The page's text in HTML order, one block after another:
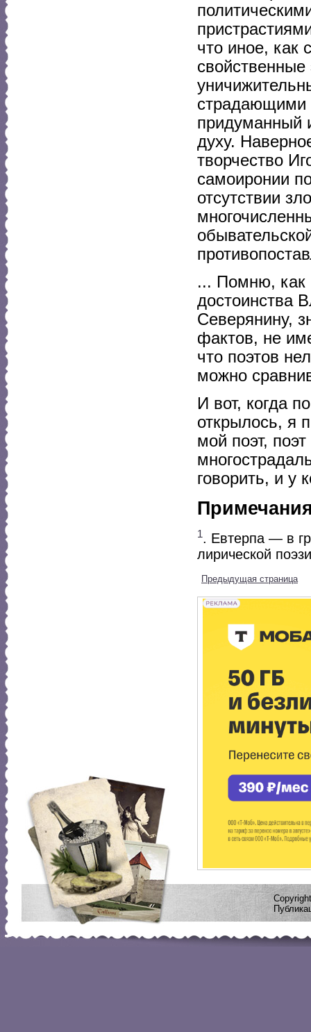
что иное, как
страдающими
придуманный
духу.
творчество
самоиронии
отсутствии
... Помню, как
достоинства
Северянину,
фактов, не
что поэтов
можно
И вот, когда
открылось, я
мой поэт,
говорить, и у
1. Евтерпа — в
лирической
Предыдущая страница